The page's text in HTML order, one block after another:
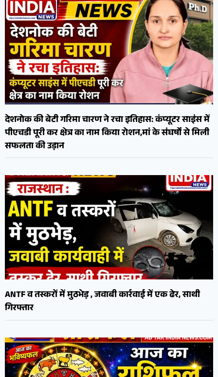
देशनोक की बेटी गरिमा चारण ने रचा इतिहास: कंप्यूटर साइंस में
पीएचडी पूरी कर क्षेत्र का नाम किया रोशन,मां के संघर्षों से मिली
सफलता की उड़ान
ANTF व तस्करों में मुठभेड़ , जवाबी कार्रवाई में एक ढेर, साथी
गिरफ्तार